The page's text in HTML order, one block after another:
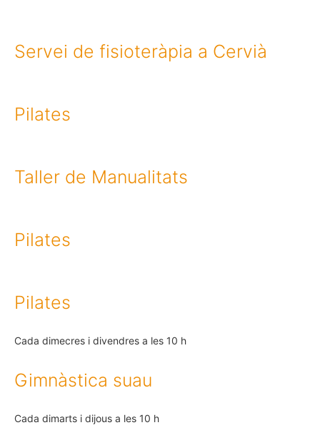
Servei de fisioteràpia a Cervià
Pilates
Taller de Manualitats
Pilates
Pilates
Cada dimecres i divendres a les 10 h
Gimnàstica suau
Cada dimarts i dijous a les 10 h